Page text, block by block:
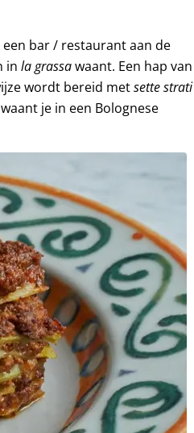
een bar / restaurant aan de
inla grassawaant. Een hap van
wordt bereid metsette strati
je in een Bolognese